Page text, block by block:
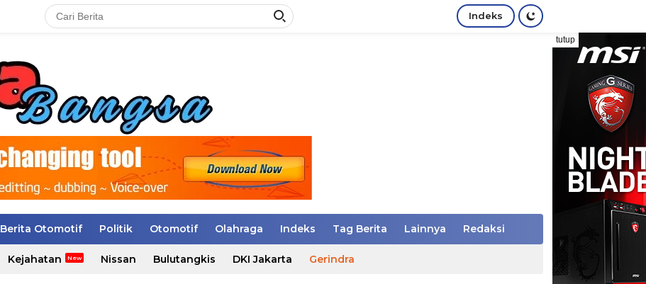
Indeks
tutup
Berita Otomotif Politik Otomotif Olahraga Indeks Tag Berita Lainnya Redaksi
Kejahatan Nissan Bulutangkis DKI Jakarta Gerindra